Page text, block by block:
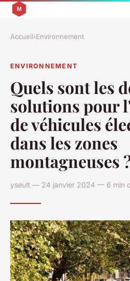
Accueil›Environnement
ENVIRONNEMENT
Quels sont les
solutions pour
de véhicules
dans les zones
montagneuses
yseult — 24 janvier 2024 — 6 min